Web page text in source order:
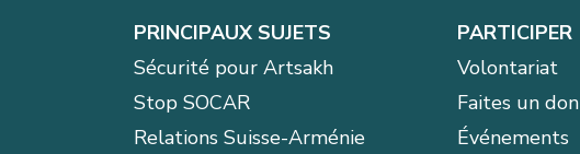
PRINCIPAUX SUJETS
Sécurité pour Artsakh
Stop SOCAR
Relations Suisse-Arménie
PARTICIPER
Volontariat
Faites un don
Événements